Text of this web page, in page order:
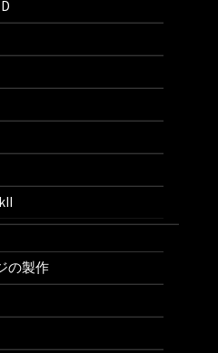
の製作